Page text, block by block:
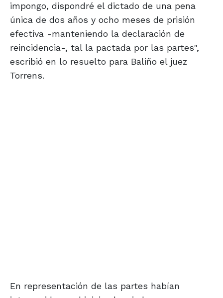
impongo, dispondré el dictado de una pena
única de dos años y ocho meses de prisión
efectiva -manteniendo la declaración de
reincidencia-, tal la pactada por las partes",
escribió en lo resuelto para Baliño el juez
Torrens.
En representación de las partes habían